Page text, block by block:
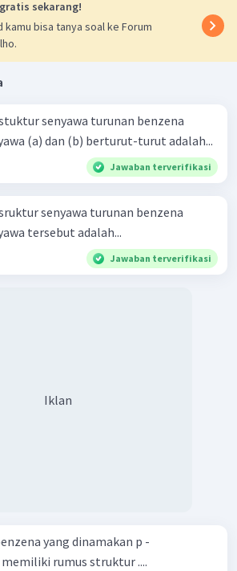
sekarang!
kamu bisa tanya soal ke Forum
senyawa turunan benzena
senyawa (a) dan (b) berturut-turut adalah...
Jawaban terverifikasi
senyawa turunan benzena
senyawa tersebut adalah...
Jawaban terverifikasi
Iklan
yang dinamakan p -
rumus struktur ....